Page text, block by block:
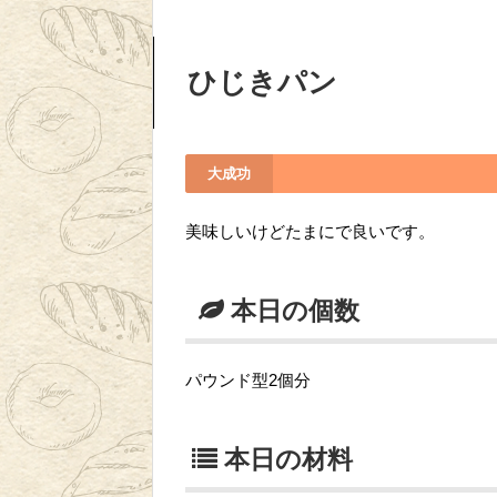
ひじきパン
大成功
美味しいけどたまにで良いです。
本日の個数
パウンド型2個分
本日の材料